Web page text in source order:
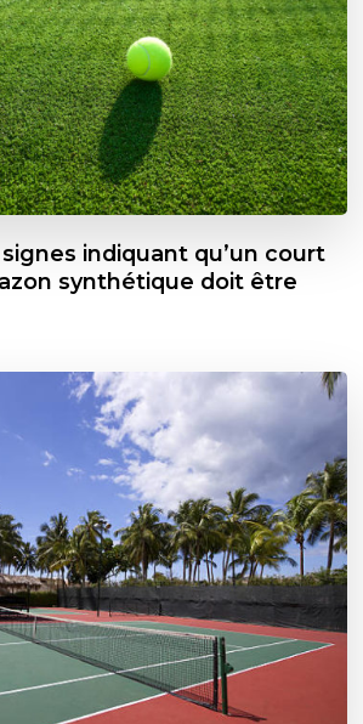
indiquant qu’un court
synthétique doit être